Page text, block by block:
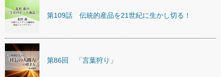
第109話 伝統的産品を21世紀に生かし切る！
第86回 「言葉狩り」